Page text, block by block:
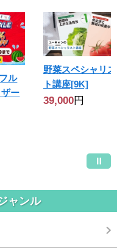
ル
ー
野菜スペシャリス
ト講座[9K]
39,000円
ャンル